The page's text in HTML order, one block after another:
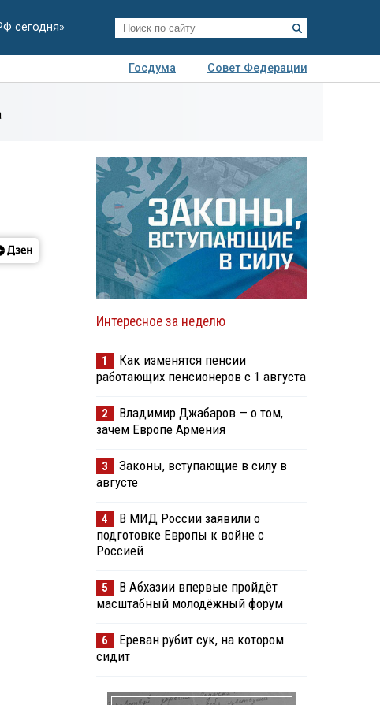
сегодня»
Госдума
Совет Федерации
Интересное за неделю
1
Как изменятся пенсии
работающих пенсионеров с 1 августа
2
Владимир Джабаров — о том,
зачем Европе Армения
3
Законы, вступающие в силу в
августе
4
В МИД России заявили о
подготовке Европы к войне с
Россией
5
В Абхазии впервые пройдёт
масштабный молодёжный форум
6
Ереван рубит сук, на котором
сидит